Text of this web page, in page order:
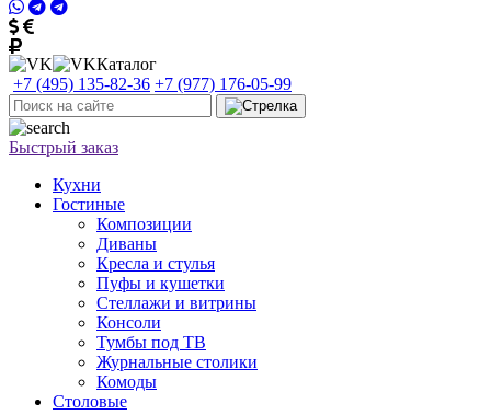
Каталог
+7 (495) 135-82-36 +7 (977) 176-05-99
Быстрый заказ
Кухни
Гостиные
Композиции
Диваны
Кресла и стулья
Пуфы и кушетки
Стеллажи и витрины
Консоли
Тумбы под ТВ
Журнальные столики
Комоды
Столовые